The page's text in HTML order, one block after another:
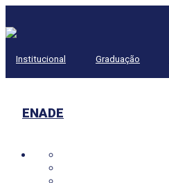
Institucional Graduação
ENADE